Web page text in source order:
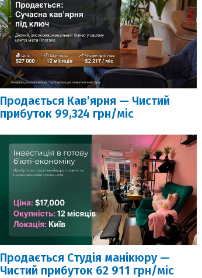
Продається Кавʼярня — Чистий
прибуток 99,324 грн/міс
Продається Студія манікюру —
Чистий прибуток 62 911 грн/міс